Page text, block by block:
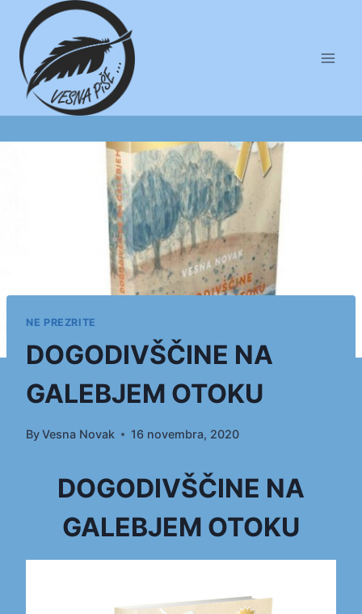
content
NE PREZRITE
DOGODIVŠČINE NA
GALEBJEM OTOKU
ByVesna Novak 16 novembra, 2020
DOGODIVŠČINE NA
GALEBJEM OTOKU